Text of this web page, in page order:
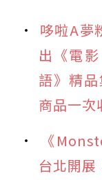
哆啦A夢
出《電
語》精
商品一次
《
台北開